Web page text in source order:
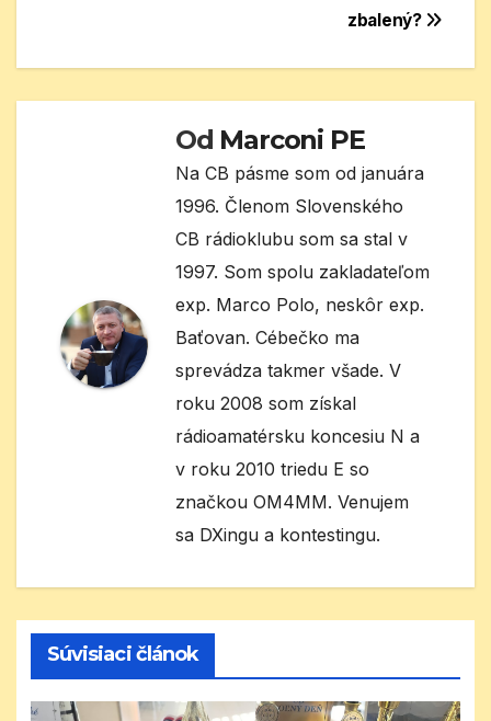
zbalený?
Od Marconi PE
Na CB pásme som od januára
1996. Členom Slovenského
CB rádioklubu som sa stal v
1997. Som spolu zakladateľom
exp. Marco Polo, neskôr exp.
Baťovan. Cébečko ma
sprevádza takmer všade. V
roku 2008 som získal
rádioamatérsku koncesiu N a
v roku 2010 triedu E so
značkou OM4MM. Venujem
sa DXingu a kontestingu.
Súvisiaci článok